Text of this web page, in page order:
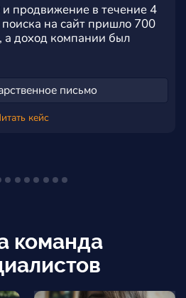
сайта на новый хостинг и
Главный запрос клиента
Работы сделаны за
письмо
кейс
команда